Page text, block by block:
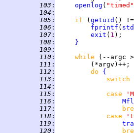
103 : openlog ( "timed"
104 :
105 : if ( getuid ()
106 : fprintf (
107 : exit ( 1
108 :
}
109 :
110 : while
(--argc
111 :
112 : do {
113 :
switch
114 :
115 : case
116 :
117 :
118 : case
119 :
120 :